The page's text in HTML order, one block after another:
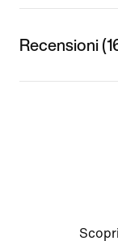
Recensioni